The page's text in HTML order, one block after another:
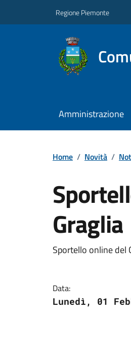
Regione Piemonte
Amministrazione
Home / Novità /
Graglia
Sportello online del
Data:
Lunedì, 01